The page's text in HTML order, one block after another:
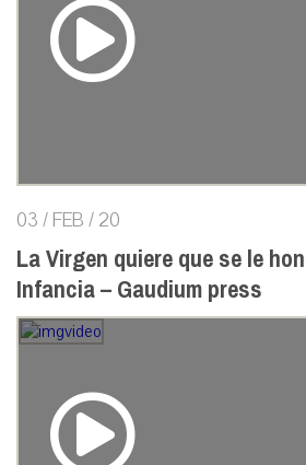
03 / FEB / 20
La Virgen quiere que se le
Infancia – Gaudium press